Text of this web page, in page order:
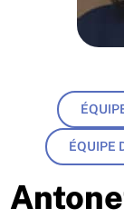
ÉQUIPE